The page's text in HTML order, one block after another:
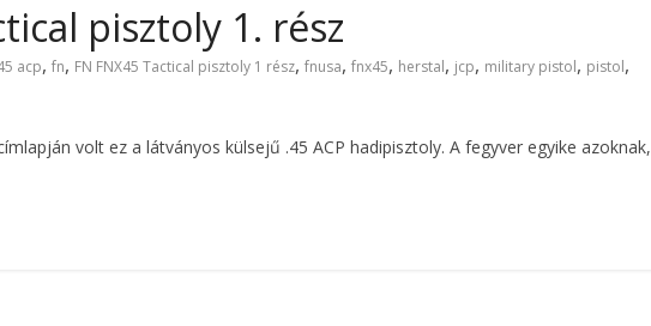
pisztoly 1. rész
acp, fn, FN FNX45 Tactical pisztoly 1 rész, fnusa, fnx45, herstal, jcp, military pistol, pistol,
volt ez a látványos külsejű .45 ACP hadipisztoly. A fegyver egyike azoknak,